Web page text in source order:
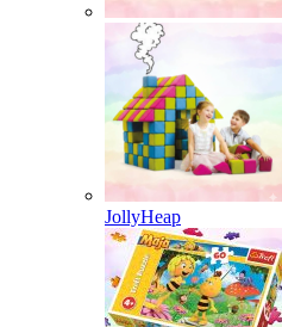
JollyHeap